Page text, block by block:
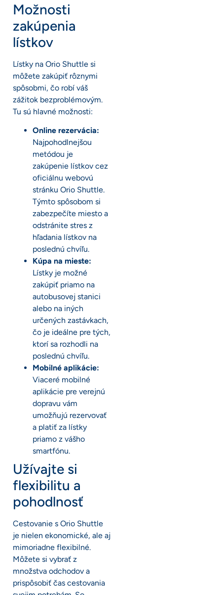
Možnosti
zakúpenia
lístkov
Lístky na Orio Shuttle si
môžete zakúpiť rôznymi
spôsobmi, čo robí váš
zážitok bezproblémovým.
Tu sú hlavné možnosti:
Online rezervácia:
Najpohodlnejšou
metódou je
zakúpenie lístkov cez
oficiálnu webovú
stránku Orio Shuttle.
Týmto spôsobom si
zabezpečíte miesto a
odstránite stres z
hľadania lístkov na
poslednú chvíľu.
Kúpa na mieste:
Lístky je možné
zakúpiť priamo na
autobusovej stanici
alebo na iných
určených zastávkach,
čo je ideálne pre tých,
ktorí sa rozhodli na
poslednú chvíľu.
Mobilné aplikácie:
Viaceré mobilné
aplikácie pre verejnú
dopravu vám
umožňujú rezervovať
a platiť za lístky
priamo z vášho
smartfónu.
Užívajte si
flexibilitu a
pohodlnosť
Cestovanie s Orio Shuttle
je nielen ekonomické, ale aj
mimoriadne flexibilné.
Môžete si vybrať z
množstva odchodov a
prispôsobiť čas cestovania